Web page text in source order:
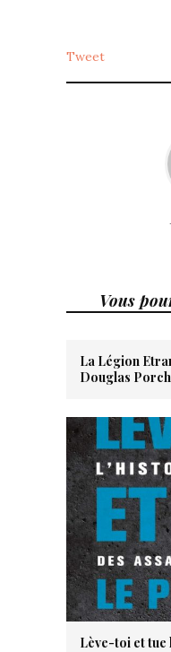
Tweet
Vous
La Légion
Douglas
Lève-toi et tue